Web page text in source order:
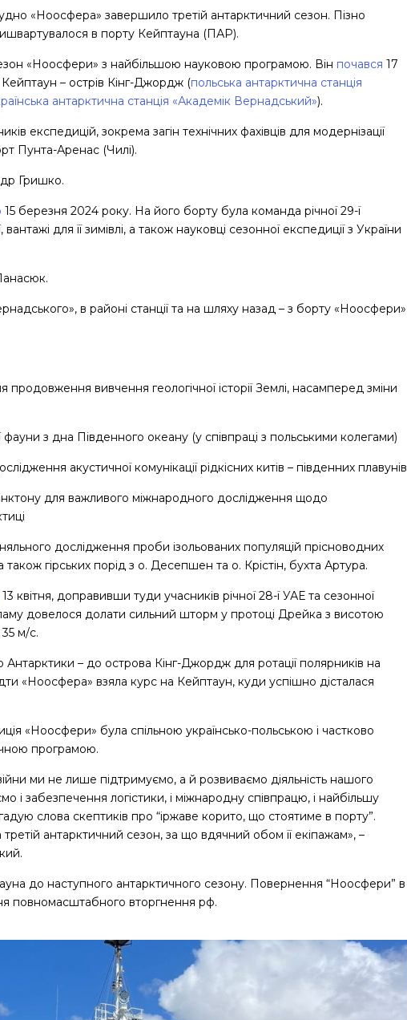
«Ноосфера» завершило третій антарктичний сезон. Пізно
в порту Кейптауна (ПАР).
«Ноосфери» з найбільшою науковою програмою. Він почався 17
– острів Кінг-Джордж (польська антарктична станція
антарктична станція «Академік Вернадський»).
експедицій, зокрема загін технічних фахівців для модернізації
Пунта-Аренас (Чилі).
Гришко.
15 березня 2024 року. На його борту була команда річної 29-ї
для її зимівлі, а також науковці сезонної експедиції з України
в районі станції та на шляху назад – з борту «Ноосфери»
продовження вивчення геологічної історії Землі, насамперед зміни
фауни з дна Південного океану (у співпраці з польськими колегами)
акустичної комунікації рідкісних китів – південних плавунів
для важливого міжнародного дослідження щодо
дослідження проби ізольованих популяцій прісноводних
гірських порід з о. Десепшен та о. Крістін, бухта Артура.
13 квітня, доправивши туди учасників річної 28-ї УАЕ та сезонної
довелося долати сильний шторм у протоці Дрейка з висотою
м/с.
– до острова Кінг-Джордж для ротації полярників на
«Ноосфера» взяла курс на Кейптаун, куди успішно дісталася
«Ноосфери» була спільною українсько-польською і частково
програмою.
ми не лише підтримуємо, а й розвиваємо діяльність нашого
і забезпечення логістики, і міжнародну співпрацю, і найбільшу
слова скептиків про “іржаве корито, що стоятиме в порту”.
антарктичний сезон, за що вдячний обом її екіпажам», –
до наступного антарктичного сезону. Повернення “Ноосфери” в
повномасштабного вторгнення рф.